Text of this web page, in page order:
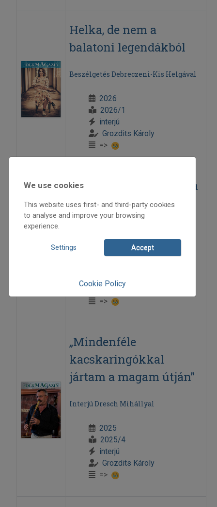
Helka, de nem a
balatoni legendákból
Beszélgetés Debreczeni-Kis Helgával
2026
2026/1
interjú
Grozdits Károly
=>
„Megállították nekem a
világot...”
2025
Grozdits Károly
=>
„Mindenféle
kacskaringókkal
jártam a magam útján”
Interjú Dresch Mihállyal
2025
2025/4
interjú
Grozdits Károly
=>
We use cookies
This website uses first- and third-party cookies
to analyse and improve your browsing
experience.
Settings Accept
Cookie Policy